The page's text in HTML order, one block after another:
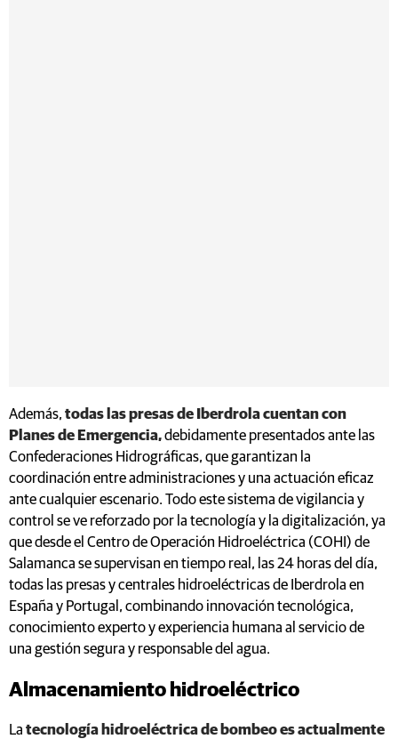
Además, todas las presas de Iberdrola cuentan con
Planes de Emergencia,debidamente presentados ante las
Confederaciones Hidrográficas, que garantizan la
coordinación entre administraciones y una actuación eficaz
ante cualquier escenario. Todo este sistema de vigilancia y
control se ve reforzado por la tecnología y la digitalización, ya
que desde el Centro de Operación Hidroeléctrica (COHI) de
Salamanca se supervisan en tiempo real, las 24 horas del día,
todas las presas y centrales hidroeléctricas de Iberdrola en
España y Portugal, combinando innovación tecnológica,
conocimiento experto y experiencia humana al servicio de
una gestión segura y responsable del agua.
Almacenamiento hidroeléctrico
La tecnología hidroeléctrica de bombeo es actualmente